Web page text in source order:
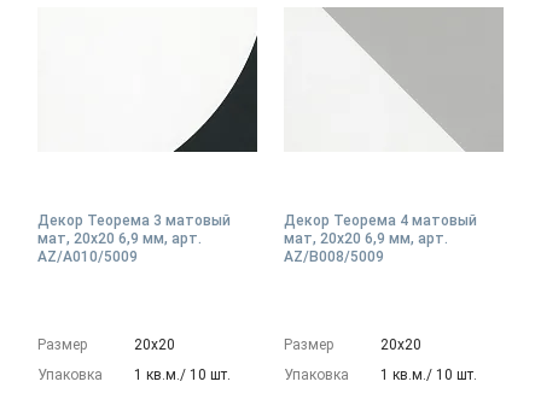
Декор Теорема 3 матовый
мат, 20x20 6,9 мм, арт.
AZ/A010/5009
Размер
20х20
Упаковка
1 кв.м./ 10 шт.
Декор Теорема 4 матовый
мат, 20x20 6,9 мм, арт.
AZ/B008/5009
Размер
20х20
Упаковка
1 кв.м./ 10 шт.